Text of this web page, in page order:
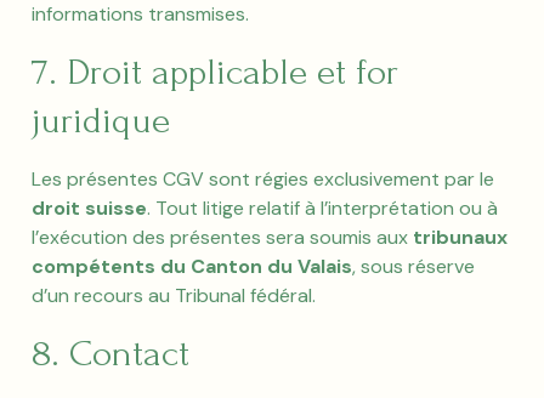
informations transmises.
7. Droit applicable et for
juridique
Les présentes CGV sont régies exclusivement par le
droit suisse. Tout litige relatif à l’interprétation ou à
l’exécution des présentes sera soumis aux tribunaux
compétents du Canton du Valais, sous réserve
d’un recours au Tribunal fédéral.
8. Contact